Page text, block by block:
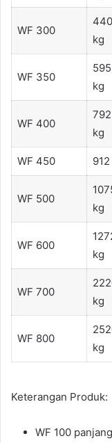
WF 300
kg
WF 350
kg
WF 400
792
kg
WF 450
WF 500
kg
WF 600
kg
WF 700
kg
WF 800
kg
Keterangan Produk:
WF 100